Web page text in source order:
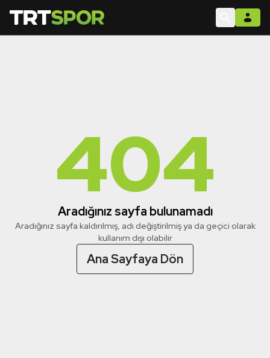
404
Aradığınız sayfa bulunamadı
Aradığınız sayfa kaldırılmış, adı değiştirilmiş ya da geçici olarak
kullanım dışı olabilir
Ana Sayfaya Dön